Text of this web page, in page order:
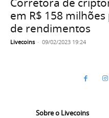
em R$ 158
de rendimentos
Livecoins - 09/02/2023 19:24
Sobre o Livecoins